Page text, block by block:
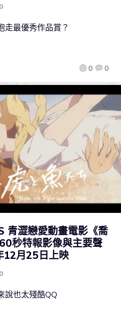
0 0
走最優秀作品賞？
青澀戀愛動畫電影《喬
秒特報影像與主要聲
月25日上映
說也太殘酷QQ